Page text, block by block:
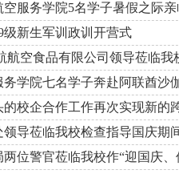
服务学院5名学子暑假之际
级新生军训政训开营式
航空食品有限公司领导莅临我
学院七名学子奔赴阿联酋沙
校企合作工作再次实现新的
导莅临我校检查指导国庆期
位警官莅临我校作“迎国庆